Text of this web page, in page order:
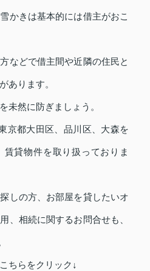
かきは基本的には借主がおこ
などで借主間や近隣の住民と
あります。
未然に防ぎましょう。
京都大田区、品川区、大森を
貸物件を取り扱っておりま
しの方、お部屋を貸したいオ
、相続に関するお問合せも、
ちらをクリック↓